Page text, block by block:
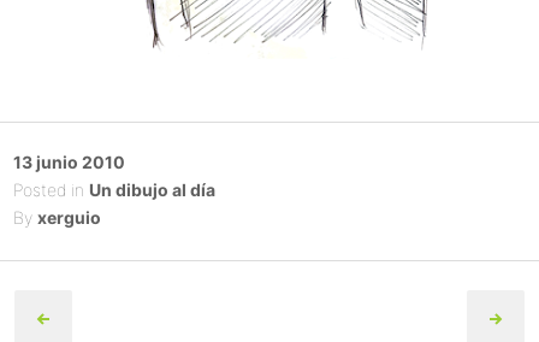
Posted
on
13 junio 2010
Posted in Un dibujo al día
By xerguio
navigation